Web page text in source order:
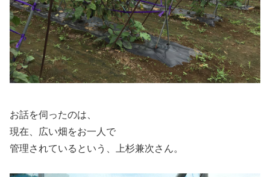
お話を伺ったのは、
現在、広い畑をお一人で
管理されているという、上杉兼次さん。